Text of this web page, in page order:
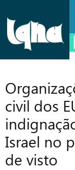
civil dos
Israel no
de visto